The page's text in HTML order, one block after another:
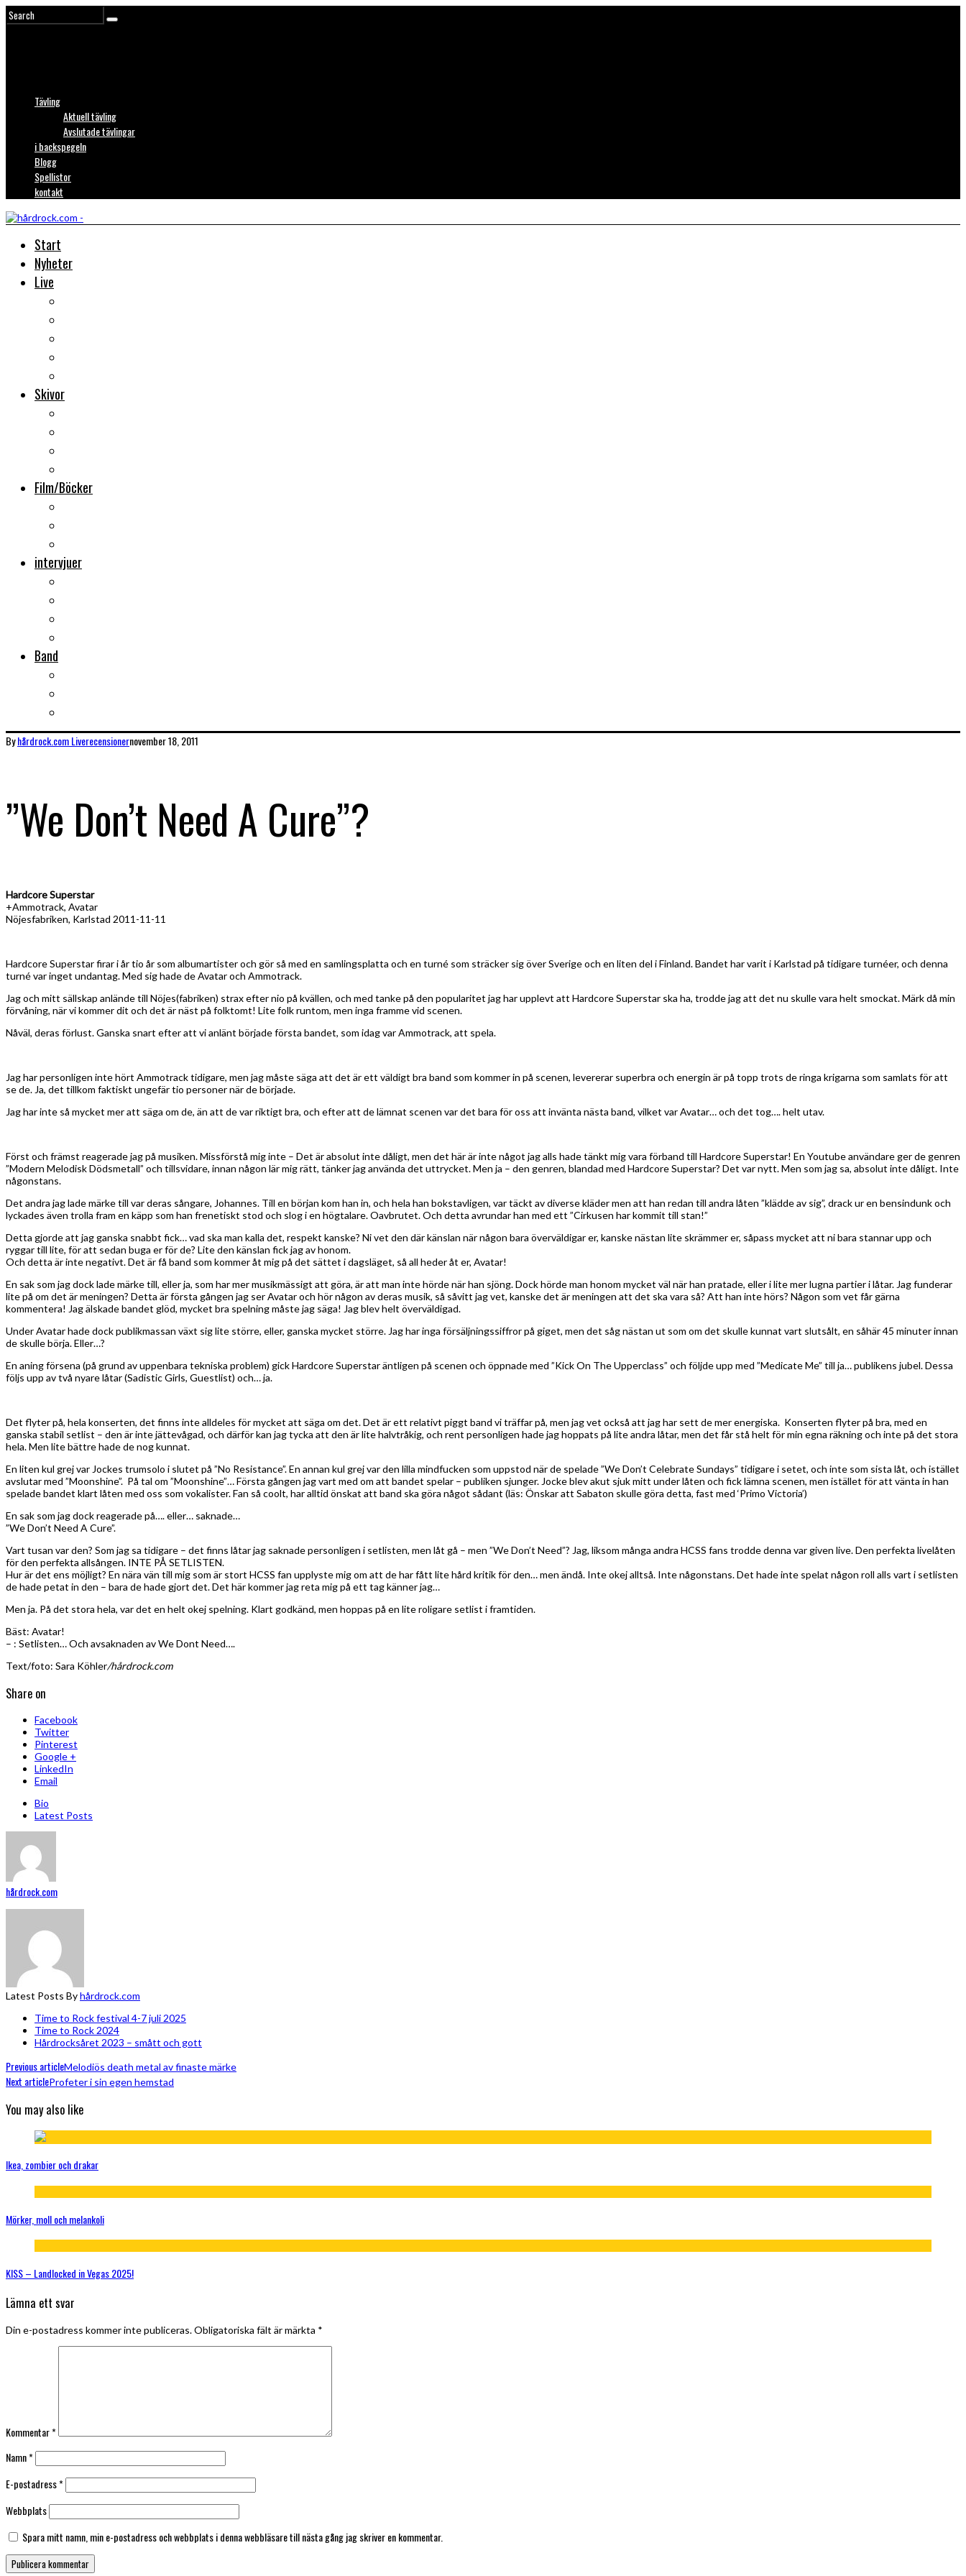
Tävling
Aktuell tävling
Avslutade tävlingar
i backspegeln
Blogg
Spellistor
kontakt
Start
Nyheter
Live
Skivor
Film/Böcker
intervjuer
Band
Byhårdrock.comLiverecensionernovember 18, 2011
”We Don’t Need A Cure”?
Hardcore Superstar
+Ammotrack, Avatar
Nöjesfabriken, Karlstad 2011-11-11
Hardcore Superstar firar i år tio år som albumartister och gör så med en samlingsplatta och en turné som sträcker sig över Sverige och en liten del i Finland. Bandet har varit i Karlstad på tidigare turnéer, och denna
turné var inget undantag. Med sig hade de Avatar och Ammotrack.
Jag och mitt sällskap anlände till Nöjes(fabriken) strax efter nio på kvällen, och med tanke på den popularitet jag har upplevt att Hardcore Superstar ska ha, trodde jag att det nu skulle vara helt smockat. Märk då min
förvåning, när vi kommer dit och det är näst på folktomt! Lite folk runtom, men inga framme vid scenen.
Nåväl, deras förlust. Ganska snart efter att vi anlänt började första bandet, som idag var Ammotrack, att spela.
Jag har personligen inte hört Ammotrack tidigare, men jag måste säga att det är ett väldigt bra band som kommer in på scenen, levererar superbra och energin är på topp trots de ringa krigarna som samlats för att
se de. Ja, det tillkom faktiskt ungefär tio personer när de började.
Jag har inte så mycket mer att säga om de, än att de var riktigt bra, och efter att de lämnat scenen var det bara för oss att invänta nästa band, vilket var Avatar… och det tog…. helt utav.
Först och främst reagerade jag på musiken. Missförstå mig inte – Det är absolut inte dåligt, men det här är inte något jag alls hade tänkt mig vara förband till Hardcore Superstar! En Youtube användare ger de genren
”Modern Melodisk Dödsmetall” och tillsvidare, innan någon lär mig rätt, tänker jag använda det uttrycket. Men ja – den genren, blandad med Hardcore Superstar? Det var nytt. Men som jag sa, absolut inte dåligt. Inte
någonstans.
Det andra jag lade märke till var deras sångare, Johannes. Till en början kom han in, och hela han bokstavligen, var täckt av diverse kläder men att han redan till andra låten ”klädde av sig”, drack ur en bensindunk och
lyckades även trolla fram en käpp som han frenetiskt stod och slog i en högtalare. Oavbrutet. Och detta avrundar han med ett ”Cirkusen har kommit till stan!”
Detta gjorde att jag ganska snabbt fick… vad ska man kalla det, respekt kanske? Ni vet den där känslan när någon bara överväldigar er, kanske nästan lite skrämmer er, såpass mycket att ni bara stannar upp och
ryggar till lite, för att sedan buga er för de? Lite den känslan fick jag av honom.
Och detta är inte negativt. Det är få band som kommer åt mig på det sättet i dagsläget, så all heder åt er, Avatar!
En sak som jag dock lade märke till, eller ja, som har mer musikmässigt att göra, är att man inte hörde när han sjöng. Dock hörde man honom mycket väl när han pratade, eller i lite mer lugna partier i låtar. Jag funderar
lite på om det är meningen? Detta är första gången jag ser Avatar och hör någon av deras musik, så såvitt jag vet, kanske det är meningen att det ska vara så? Att han inte hörs? Någon som vet får gärna
kommentera! Jag älskade bandet glöd, mycket bra spelning måste jag säga! Jag blev helt överväldigad.
Under Avatar hade dock publikmassan växt sig lite större, eller, ganska mycket större. Jag har inga försäljningssiffror på giget, men det såg nästan ut som om det skulle kunnat vart slutsålt, en såhär 45 minuter innan
de skulle börja. Eller…?
En aning försena (på grund av uppenbara tekniska problem) gick Hardcore Superstar äntligen på scenen och öppnade med ”Kick On The Upperclass” och följde upp med ”Medicate Me” till ja… publikens jubel. Dessa
följs upp av två nyare låtar (Sadistic Girls, Guestlist) och… ja.
Det flyter på, hela konserten, det finns inte alldeles för mycket att säga om det. Det är ett relativt piggt band vi träffar på, men jag vet också att jag har sett de mer energiska. Konserten flyter på bra, med en
ganska stabil setlist – den är inte jättevågad, och därför kan jag tycka att den är lite halvtråkig, och rent personligen hade jag hoppats på lite andra låtar, men det får stå helt för min egna räkning och inte på det stora
hela. Men lite bättre hade de nog kunnat.
En liten kul grej var Jockes trumsolo i slutet på ”No Resistance”. En annan kul grej var den lilla mindfucken som uppstod när de spelade ”We Don’t Celebrate Sundays” tidigare i setet, och inte som sista låt, och istället
avslutar med ”Moonshine”. På tal om ”Moonshine”… Första gången jag vart med om att bandet spelar – publiken sjunger. Jocke blev akut sjuk mitt under låten och fick lämna scenen, men istället för att vänta in han
spelade bandet klart låten med oss som vokalister. Fan så coolt, har alltid önskat att band ska göra något sådant (läs: Önskar att Sabaton skulle göra detta, fast med ‘Primo Victoria’)
En sak som jag dock reagerade på…. eller… saknade…
”We Don’t Need A Cure”.
Vart tusan var den? Som jag sa tidigare – det finns låtar jag saknade personligen i setlisten, men låt gå – men ”We Don’t Need”? Jag, liksom många andra HCSS fans trodde denna var given live. Den perfekta livelåten
för den perfekta allsången. INTE PÅ SETLISTEN.
Hur är det ens möjligt? En nära vän till mig som är stort HCSS fan upplyste mig om att de har fått lite hård kritik för den… men ändå. Inte okej alltså. Inte någonstans. Det hade inte spelat någon roll alls vart i setlisten
de hade petat in den – bara de hade gjort det. Det här kommer jag reta mig på ett tag känner jag…
Men ja. På det stora hela, var det en helt okej spelning. Klart godkänd, men hoppas på en lite roligare setlist i framtiden.
Bäst: Avatar!
– : Setlisten… Och avsaknaden av We Dont Need….
Text/foto: Sara Köhler/hårdrock.com
Share on
Facebook
Twitter
Pinterest
Google +
LinkedIn
Email
Bio
Latest Posts
hårdrock.com
Latest Posts Byhårdrock.com
Time to Rock festival 4-7 juli 2025
Time to Rock 2024
Hårdrocksåret 2023 – smått och gott
Previous articleMelodiös death metal av finaste märke
Next articleProfeter i sin egen hemstad
You may also like
Ikea, zombier och drakar
Mörker, moll och melankoli
KISS – Landlocked in Vegas 2025!
Lämna ett svar
Din e-postadress kommer inte publiceras.Obligatoriska fält är märkta *
Kommentar*
Namn*
E-postadress*
Webbplats
Spara mitt namn, min e-postadress och webbplats i denna webbläsare till nästa gång jag skriver en kommentar.